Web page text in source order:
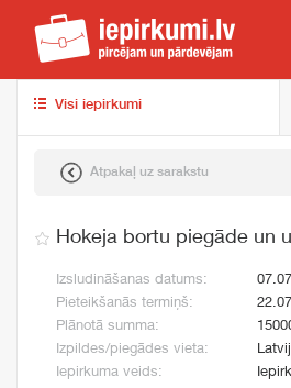
Visi iepirkumi
Atpakaļ uz sarakstu
Hokeja bortu piegāde un
Izsludināšanas datums:
Pieteikšanās termiņš:
Plānotā summa:
Izpildes/piegādes vieta:
Iepirkuma veids: